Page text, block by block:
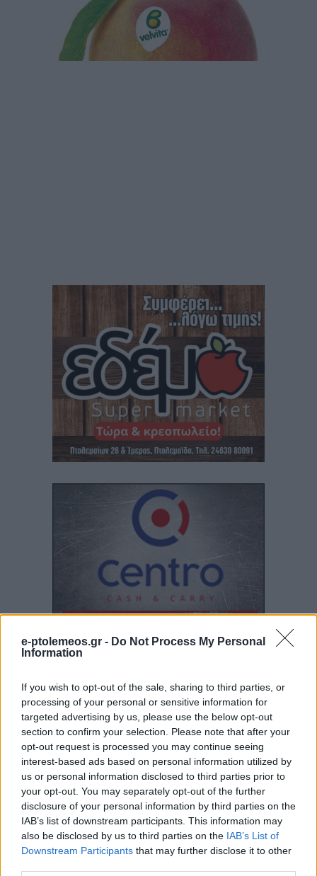
e-ptolemeos.gr - Do Not Process My Personal
Information
If you wish to opt-out of the sale, sharing to third parties, or
processing of your personal or sensitive information for
targeted advertising by us, please use the below opt-out
section to confirm your selection. Please note that after your
opt-out request is processed you may continue seeing
interest-based ads based on personal information utilized by
us or personal information disclosed to third parties prior to
your opt-out. You may separately opt-out of the further
disclosure of your personal information by third parties on the
IAB’s list of downstream participants. This information may
also be disclosed by us to third parties on the IAB’s List of
Downstream Participants that may further disclose it to other